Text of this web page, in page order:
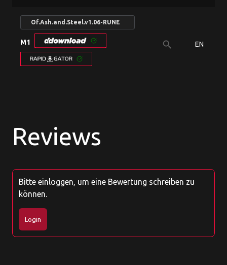
Of.Ash.and.Steel.v1.06-RUNE
M1 search EN
Reviews
Bitte einloggen, um eine Bewertung schreiben zu
können.
Login